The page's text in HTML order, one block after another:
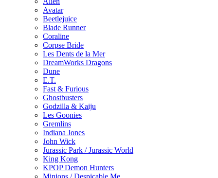
Avatar
Beetlejuice
Blade Runner
Coraline
Corpse Bride
Les Dents de la Mer
DreamWorks Dragons
Dune
E.T.
Fast & Furious
Ghostbusters
Godzilla & Kaiju
Les Goonies
Gremlins
Indiana Jones
John Wick
Jurassic Park / Jurassic World
King Kong
KPOP Demon Hunters
Minions / Despicable Me